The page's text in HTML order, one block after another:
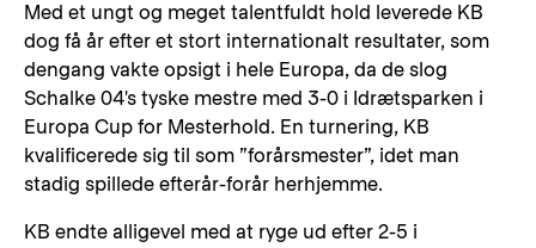
Med et ungt og meget talentfuldt hold leverede KB
dog få år efter et stort internationalt resultater, som
dengang vakte opsigt i hele Europa, da de slog
Schalke 04's tyske mestre med 3-0 i Idrætsparken i
Europa Cup for Mesterhold. En turnering, KB
kvalificerede sig til som ”forårsmester”, idet man
stadig spillede efterår-forår herhjemme.
KB endte alligevel med at ryge ud efter 2-5 i